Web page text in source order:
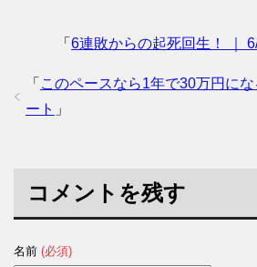
「 6連敗からの起死回生！ ｜
「 このペースなら1年で30万円に
ート 」
コメントを残す
名前 (必須)